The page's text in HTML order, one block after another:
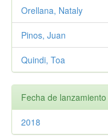
Orellana, Nataly
Pinos, Juan
Quindi, Toa
Fecha de lanzamiento
2018